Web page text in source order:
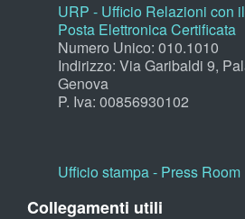
URP - Ufficio Relazioni con
Posta Elettronica Certificata
Numero Unico: 010.1010
Indirizzo: Via Garibaldi 9,
Genova
P. Iva: 00856930102
Ufficio stampa - Press Room
Collegamenti utili